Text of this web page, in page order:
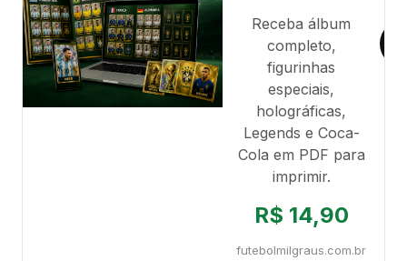
Receba álbum
completo,
figurinhas
especiais,
holográficas,
Legends e Coca-
Cola em PDF para
imprimir.
R$ 14,90
futebolmilgraus.com.br